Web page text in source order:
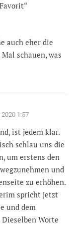
auch eher die
schauen, was
2020 1:57
ist jedem klar.
schlau uns die
um erstens den
und
zu erhöhen.
spricht jetzt
und dem
Worte